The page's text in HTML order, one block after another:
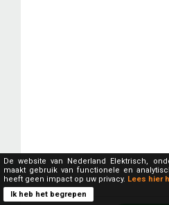
De website van Nederland Elektrisch,
maakt gebruik van functionele en
heeft geen impact op uw privacy. Lees hier
Ik heb het begrepen